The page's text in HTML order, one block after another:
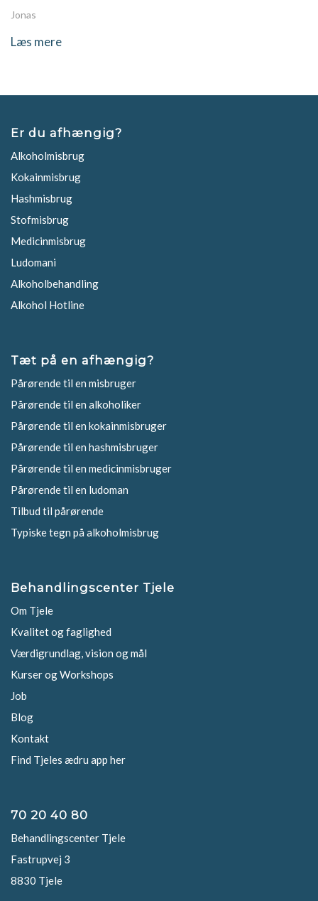
Jonas
Læs mere
Er du afhængig?
Alkoholmisbrug
Kokainmisbrug
Hashmisbrug
Stofmisbrug
Medicinmisbrug
Ludomani
Alkoholbehandling
Alkohol Hotline
Tæt på en afhængig?
Pårørende til en misbruger
Pårørende til en alkoholiker
Pårørende til en kokainmisbruger
Pårørende til en hashmisbruger
Pårørende til en medicinmisbruger
Pårørende til en ludoman
Tilbud til pårørende
Typiske tegn på alkoholmisbrug
Behandlingscenter Tjele
Om Tjele
Kvalitet og faglighed
Værdigrundlag, vision og mål
Kurser og Workshops
Job
Blog
Kontakt
Find Tjeles ædru app her
70 20 40 80
Behandlingscenter Tjele
Fastrupvej 3
8830 Tjele